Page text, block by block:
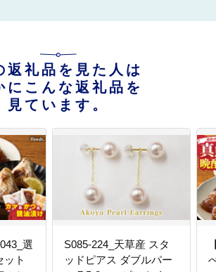
返礼品を見た人は
にこんな返礼品を
見ています。
選
ット
S085-224_天草産 スタ
ッドピアス ダブルパー